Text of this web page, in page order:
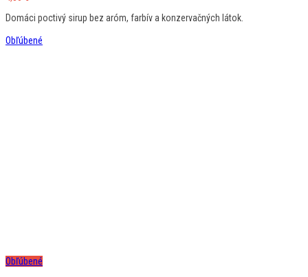
Domáci poctivý sirup bez aróm, farbív a konzervačných látok.
Obľúbené
Obľúbené